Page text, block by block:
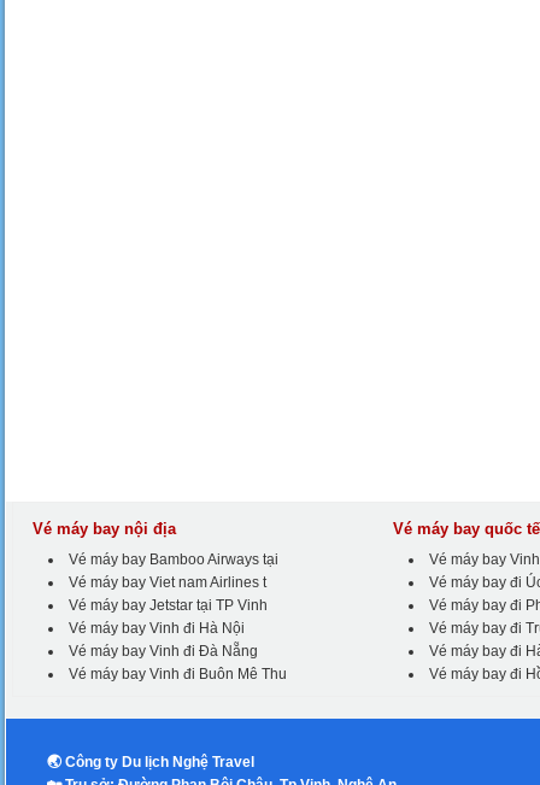
Vé máy bay nội địa
Vé máy bay Bamboo Airways tại
Vé máy bay Viet nam Airlines t
Vé máy bay Jetstar tại TP Vinh
Vé máy bay Vinh đi Hà Nội
Vé máy bay Vinh đi Đà Nẵng
Vé máy bay Vinh đi Buôn Mê Thu
Vé máy bay quốc tế
Vé máy bay
Vé máy bay đi
Vé máy bay đi
Vé máy bay đi
Vé máy bay đi
Vé máy bay đi
🌏 Công ty Du lịch Nghệ Travel